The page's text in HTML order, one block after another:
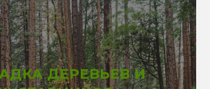
ДЕРЕВЬЕВ И